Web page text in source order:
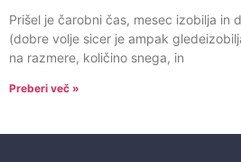
Prišel je čarobni čas, mesec izobilja in
(dobre volje sicer je ampak
na razmere, količino snega, in
Preberi več »